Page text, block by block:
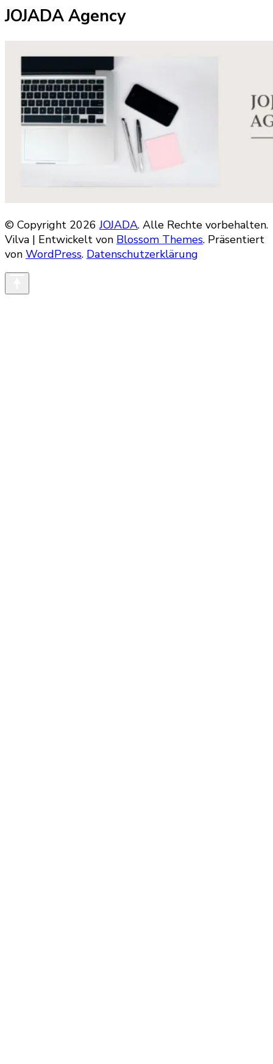
JOJADA Agency
© Copyright 2026JOJADA. Alle Rechte vorbehalten.
Vilva | Entwickelt von Blossom Themes. Präsentiert
von WordPress. Datenschutzerklärung